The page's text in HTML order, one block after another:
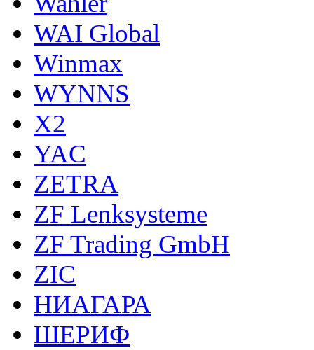
WAI Global
Winmax
WYNNS
X2
YAC
ZETRA
ZF Lenksysteme
ZF Trading GmbH
ZIC
НИАГАРА
ШЕРИФ